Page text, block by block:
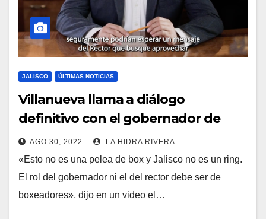
JALISCO ÚLTIMAS NOTICIAS
Villanueva llama a diálogo
definitivo con el gobernador de
Jalisco.
AGO 30, 2022 LA HIDRA RIVERA
«Esto no es una pelea de box y Jalisco no es un ring.
El rol del gobernador ni el del rector debe ser de
boxeadores», dijo en un video el…